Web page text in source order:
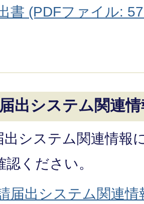
書 (PDFファイル:
出システム関連
出システム関連情報
ください。
届出システム関連情